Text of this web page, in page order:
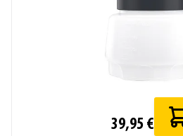
39,95 €